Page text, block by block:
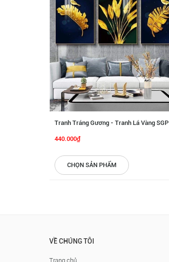
Tranh Tráng Gương - Tranh Lá Vàng SGP
1242211
440.000₫
CHỌN SẢN PHẨM
VỀ CHÚNG TÔI
Trang chủ